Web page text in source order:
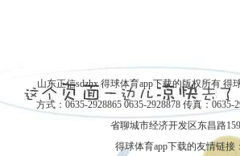
山东正信sdzhx 得球体育app下载的版权所有得
方式 ：0635-2928865 0635-2928878 传真：
省聊城市经济开发区东昌路
得球体育app下载的友情链接